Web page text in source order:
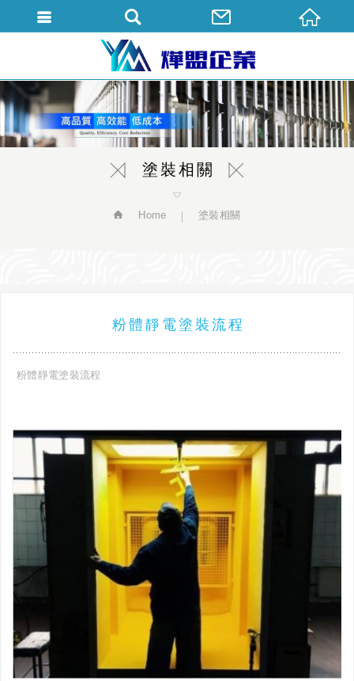
塗裝相關
Home 塗裝相關
粉體靜電塗裝流程
粉體靜電塗裝流程
繁體中文